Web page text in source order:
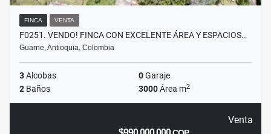
FINCA VENTA
F0251. VENDO! FINCA CON EXCELENTE ÁREA Y ESPACIOS…
Guarne, Antioquia, Colombia
3Alcobas 0Garaje
2 Baños 3000Área m2
Venta